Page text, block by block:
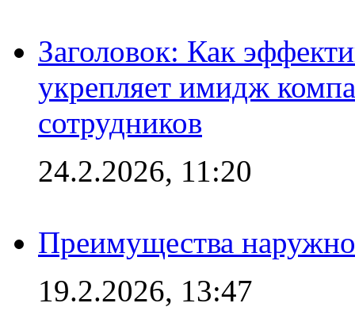
Заголовок: Как
укрепляет имидж
сотрудников
24.2.2026, 11:20
Преимущества
19.2.2026, 13:47